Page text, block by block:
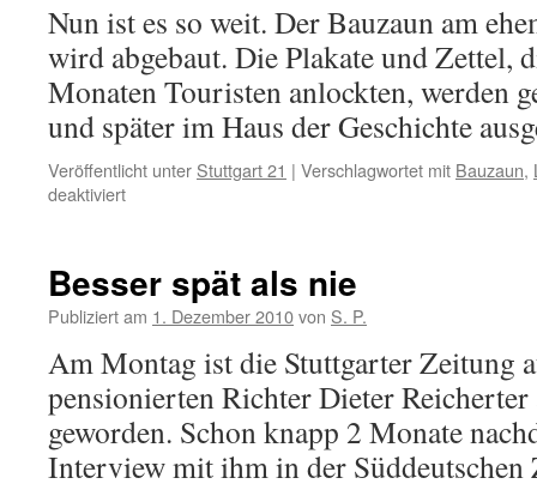
Nun ist es so weit. Der Bauzaun am
wird abgebaut. Die Plakate und Zettel,
Monaten Touristen anlockten, werden
und später im Haus der Geschichte
Veröffentlicht unter Stuttgart 21 | Verschlagwortet mit Bauzaun,
deaktiviertfür
Besser spät als nie
Publiziert am 1. Dezember 2010von S. P.
Am Montag ist die Stuttgarter Zeitung
pensionierten Richter Dieter
geworden. Schon knapp 2 Monate
Interview mit ihm in der